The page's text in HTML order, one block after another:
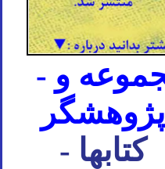
- مجموعه و
پژوهشگر
- کتابها